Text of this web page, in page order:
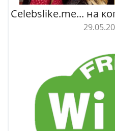
Celebslike.me... на